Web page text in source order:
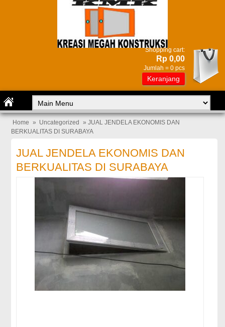
Shopping cart:
Rp 0,00
Jumlah = 0 pcs
Keranjang
Home » Uncategorized
» JUAL JENDELA EKONOMIS DAN
BERKUALITAS DI SURABAYA
JUAL JENDELA EKONOMIS DAN
BERKUALITAS DI SURABAYA